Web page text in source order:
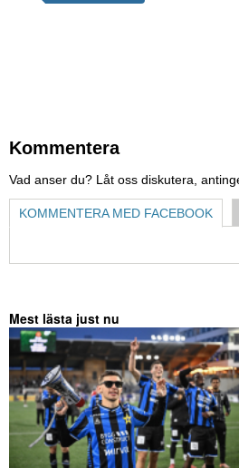
Kommentera
Vad anser du? Låt oss diskutera,
KOMMENTERA MED FACEBOOK
Mest lästa just nu